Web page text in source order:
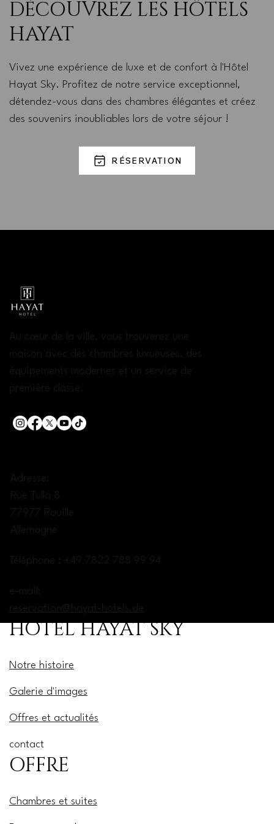
DÉCOUVREZ LES HÔTELS
HAYAT
Vivez une expérience de luxe et de confort à l'Hôtel
Hayat Sky. Profitez de notre service exceptionnel,
détendez-vous dans des chambres élégantes et créez
des souvenirs inoubliables lors de votre séjour !
RÉSERVATION
Au cœur de la ville, vous trouverez une
maison avec des chambres luxueuses, des
équipements modernes et un service de
première classe.
Adresse:
Rue Tulla 8
77977 Rouille
Allemagne
Téléphone : +49 7822 788 99 94
e-mail:
reservation@hayat-hotels.de
HÔTEL HAYAT SKY
Notre histoire
Galerie d'images
Offres et actualités
contact
OFFRE
Chambres et suites